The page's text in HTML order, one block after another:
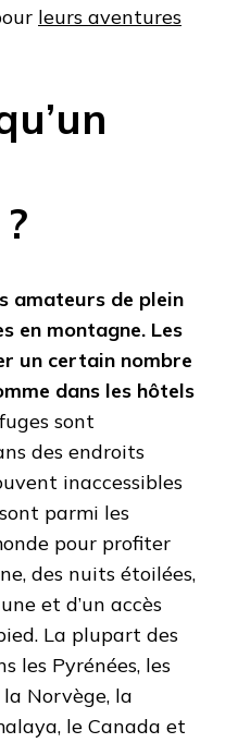
leurs aventures
amateurs de plein
en montagne. Les
un certain nombre
dans les hôtels
sont
des endroits
inaccessibles
parmi les
pour profiter
des nuits étoilées,
et d’un accès
La plupart des
les Pyrénées, les
Norvège, la
le Canada et